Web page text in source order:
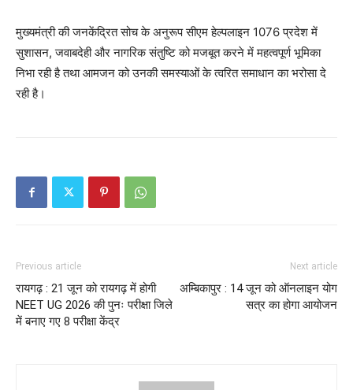
मुख्यमंत्री की जनकेंद्रित सोच के अनुरूप सीएम हेल्पलाइन 1076 प्रदेश में
सुशासन, जवाबदेही और नागरिक संतुष्टि को मजबूत करने में महत्वपूर्ण भूमिका
निभा रही है तथा आमजन को उनकी समस्याओं के त्वरित समाधान का भरोसा दे
रही है।
Previous article
रायगढ़ : 21 जून को रायगढ़ में होगी
NEET UG 2026 की पुनः परीक्षा जिले
में बनाए गए 8 परीक्षा केंद्र
Next article
अम्बिकापुर : 14 जून को ऑनलाइन योग
सत्र का होगा आयोजन